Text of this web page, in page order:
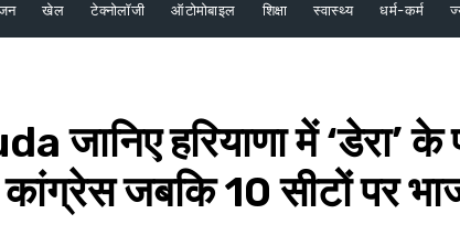
खेल टेक्नोलॉजी ऑटोमोबाइल शिक्षा स्वास्थ्य धर्म-कर्म
हरियाणा में ‘डेरा’ के
जबकि 10 सीटों पर